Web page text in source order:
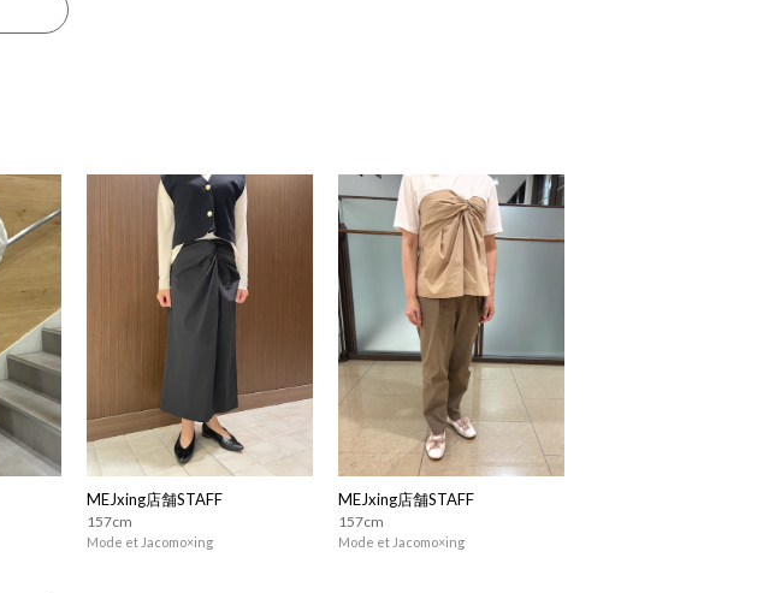
MEJxing店舗STAFF
157cm
Mode et Jacomo×ing
MEJxing店舗STAFF
157cm
Mode et Jacomo×ing